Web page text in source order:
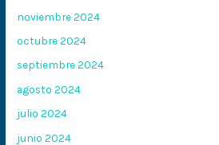
noviembre 2024
octubre 2024
septiembre 2024
agosto 2024
julio 2024
junio 2024